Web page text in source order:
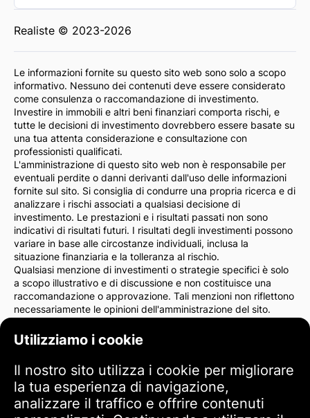
Utilizziamo i cookie
Il nostro sito utilizza i cookie per migliorare
la tua esperienza di navigazione,
analizzare il traffico e offrire contenuti
Realiste © 2023-2026
Le informazioni fornite su questo sito web sono solo a scopo
informativo. Nessuno dei contenuti deve essere considerato
come consulenza o raccomandazione di investimento.
Investire in immobili e altri beni finanziari comporta rischi, e
tutte le decisioni di investimento dovrebbero essere basate su
una tua attenta considerazione e consultazione con
professionisti qualificati.
L'amministrazione di questo sito web non è responsabile per
eventuali perdite o danni derivanti dall'uso delle informazioni
fornite sul sito. Si consiglia di condurre una propria ricerca e di
analizzare i rischi associati a qualsiasi decisione di
investimento. Le prestazioni e i risultati passati non sono
indicativi di risultati futuri. I risultati degli investimenti possono
variare in base alle circostanze individuali, inclusa la
situazione finanziaria e la tolleranza al rischio.
Qualsiasi menzione di investimenti o strategie specifici è solo
a scopo illustrativo e di discussione e non costituisce una
raccomandazione o approvazione. Tali menzioni non riflettono
necessariamente le opinioni dell'amministrazione del sito.
o un avvocato prima di prendere decisioni di investimento. Sei
l'unico responsabile delle tue azioni di investimento e dei rischi
Utilizzando questo sito web, accetti che l'amministrazione del
sito non è responsabile per eventuali perdite o danni diretti o
indiretti derivanti dall'uso delle informazioni fornite sul sito.
Si prega di esercitare cautela e attenzione quando si